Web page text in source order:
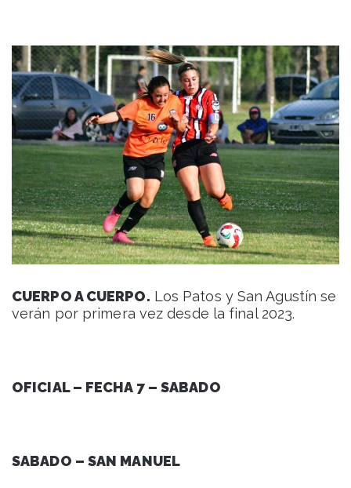
CUERPO A CUERPO. Los Patos y San Agustín se
verán por primera vez desde la final 2023.
OFICIAL – FECHA 7 – SABADO
SABADO – SAN MANUEL